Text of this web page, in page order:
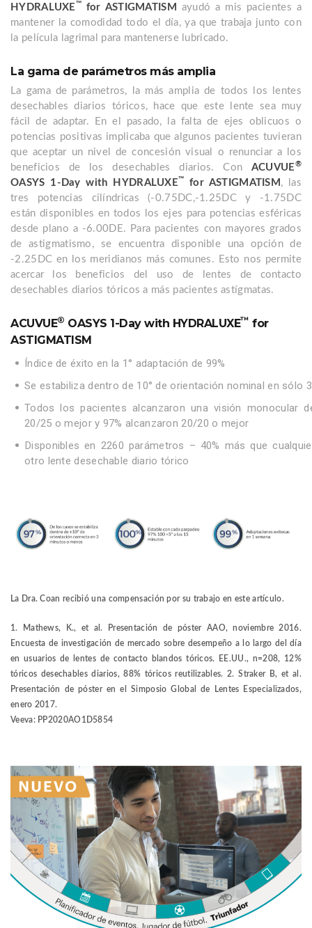
HYDRALUXE™ for ASTIGMATISM ayudó a mis pacientes a
mantener la comodidad todo el día, ya que trabaja junto con
la película lagrimal para mantenerse lubricado.
La gama de parámetros más amplia
La gama de parámetros, la más amplia de todos los lentes
desechables diarios tóricos, hace que este lente sea muy
fácil de adaptar. En el pasado, la falta de ejes oblicuos o
potencias positivas implicaba que algunos pacientes tuvieran
que aceptar un nivel de concesión visual o renunciar a los
beneficios de los desechables diarios. Con ACUVUE®
OASYS 1-Day with HYDRALUXE™ for ASTIGMATISM , las
tres potencias cilíndricas (-0.75DC,-1.25DC y -1.75DC
están disponibles en todos los ejes para potencias esféricas
desde plano a -6.00DE. Para pacientes con mayores grados
de astigmatismo, se encuentra disponible una opción de
-2.25DC en los meridianos más comunes. Esto nos permite
acercar los beneficios del uso de lentes de contacto
desechables diarios tóricos a más pacientes astígmatas.
ACUVUE® OASYS 1-Day with HYDRALUXE™ for
ASTIGMATISM
Índice de éxito en la 1° adaptación de 99%
Se estabiliza dentro de 10° de orientación nominal en sólo
Todos los pacientes alcanzaron una visión monocular
20/25 o mejor y 97% alcanzaron 20/20 o mejor
Disponibles en 2260 parámetros – 40% más que
otro lente desechable diario tórico
La Dra. Coan recibió una compensación por su trabajo en este artículo.
1. Mathews, K., et al. Presentación de póster AAO, noviembre 2016.
Encuesta de investigación de mercado sobre desempeño a lo largo del día
en usuarios de lentes de contacto blandos tóricos. EE.UU., n=208, 12%
tóricos desechables diarios, 88% tóricos reutilizables. 2. Straker B, et al.
Presentación de póster en el Simposio Global de Lentes Especializados,
enero 2017.
Veeva: PP2020AO1D5854